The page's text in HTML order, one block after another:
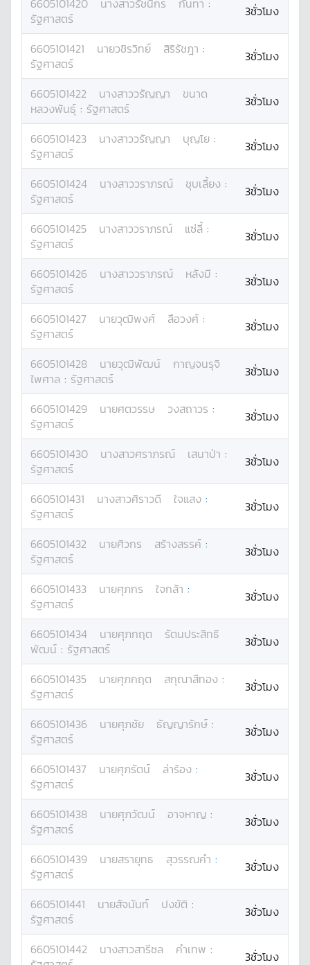
6605101420 นางสาวรัชนีกร กันทา :
รัฐศาสตร์
3ชั่วโมง
6605101421 นายวชิรวิทย์ สิริรัชฎา :
รัฐศาสตร์
3ชั่วโมง
6605101422 นางสาววรัญญา
ขนาด
หลวงพันธุ์ : รัฐศาสตร์ 3ชั่วโมง
6605101423 นางสาววรัญญา บุญโย :
รัฐศาสตร์
3ชั่วโมง
6605101424 นางสาววราภรณ์ ชุบเลี้ยง :
รัฐศาสตร์
3ชั่วโมง
6605101425 นางสาววราภรณ์ แซ่ลี้ :
รัฐศาสตร์
3ชั่วโมง
6605101426 นางสาววราภรณ์ หลังมี :
รัฐศาสตร์
3ชั่วโมง
6605101427 นายวุฒิพงศ์ ลือวงศ์ :
รัฐศาสตร์
3ชั่วโมง
6605101428 นายวุฒิพัฒน์
กาญจนรุจิ
ไพศาล : รัฐศาสตร์ 3ชั่วโมง
6605101429 นายศตวรรษ วงสถาวร :
รัฐศาสตร์
3ชั่วโมง
6605101430 นางสาวศราภรณ์ เสนาป่า :
รัฐศาสตร์
3ชั่วโมง
6605101431 นางสาวศิราวดี ใจแสง :
รัฐศาสตร์
3ชั่วโมง
6605101432 นายศิวกร สร้างสรรค์ :
รัฐศาสตร์
3ชั่วโมง
6605101433 นายศุภกร ใจกล้า :
รัฐศาสตร์
3ชั่วโมง
6605101434 นายศุภกฤต
รัตนประสิทธิ
พัฒน์ : รัฐศาสตร์ 3ชั่วโมง
6605101435 นายศุภกฤต สกุณาสีทอง :
รัฐศาสตร์
3ชั่วโมง
6605101436 นายศุภชัย ธัญญารักษ์ :
รัฐศาสตร์
3ชั่วโมง
6605101437 นายศุภรัตน์ ล่าร้อง :
รัฐศาสตร์
3ชั่วโมง
6605101438 นายศุภวัฒน์ อาจหาญ :
รัฐศาสตร์
3ชั่วโมง
6605101439 นายสรายุทธ สุวรรณคำ :
รัฐศาสตร์
3ชั่วโมง
6605101441 นายสัจนันท์ ปงขัติ :
รัฐศาสตร์
3ชั่วโมง
6605101442 นางสาวสารีชล คำเทพ :
3ชั่วโมง